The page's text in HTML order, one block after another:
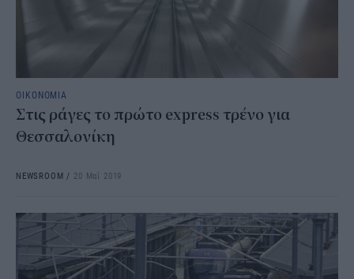
ΟΙΚΟΝΟΜΙΑ
Στις ράγες το πρώτο express τρένο για
Θεσσαλονίκη
NEWSROOM / 20 Μαΐ 2019